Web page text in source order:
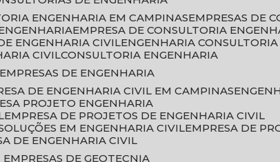
ENGENHARIA EM CAMPINAS
EMPRESAS DE
EMPRESA DE CONSULTORIA
ENGENHARIA CIVIL ENGENHARIA
CIVIL CONSULTORIA ENGENHARIA
EMPRESAS DE ENGENHARIA
DE ENGENHARIA CIVIL EM CAMPINAS
PROJETO ENGENHARIA
EMPRESA DE PROJETOS DE ENGENHARIA CIVIL
SOLUÇÕES EM ENGENHARIA CIVIL EMPRESA DE
DE ENGENHARIA CIVIL
EMPRESAS DE GEOTECNIA